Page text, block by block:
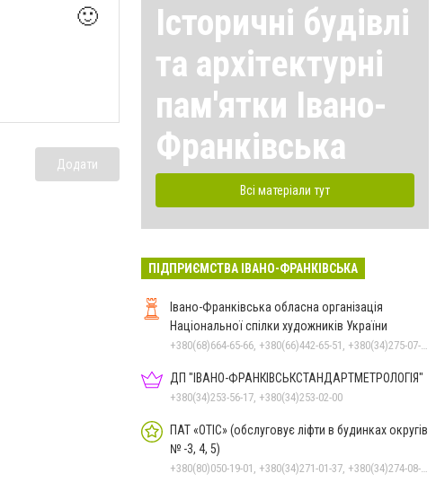
🙂
Додати
Історичні будівлі
та архітектурні
пам'ятки Івано-
Франківська
Всі матеріали тут
ПІДПРИЄМСТВА ІВАНО-ФРАНКІВСЬКА
Івано-Франківська обласна організація
Національної спілки художників України
ДП "ІВАНО-ФРАНКІВСЬК­СТАНДАРТ­МЕТРОЛОГІЯ"
+380(34)253-56-17, +380(34)253-02-00
ПАТ «ОТІС» (обслуговує ліфти в будинках округів
№ -3, 4, 5)